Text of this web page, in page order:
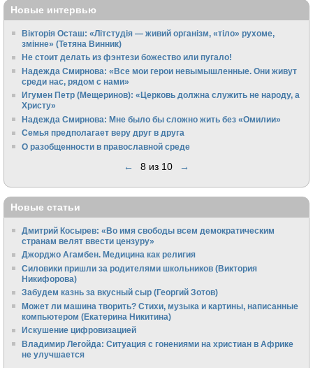
Новые интервью
Вікторія Осташ: «Літстудія — живий організм, «тіло» рухоме,
змінне» (Тетяна Винник)
Не стоит делать из фэнтези божество или пугало!
Надежда Смирнова: «Все мои герои невымышленные. Они живут
среди нас, рядом с нами»
Игумен Петр (Мещеринов): «Церковь должна служить не народу, а
Христу»
Надежда Смирнова: Мне было бы сложно жить без «Омилии»
Семья предполагает веру друг в друга
О разобщенности в православной среде
← 8 из 10 →
Новые статьи
Дмитрий Косырев: «Во имя свободы всем демократическим
странам велят ввести цензуру»
Джорджо Агамбен. Медицина как религия
Силовики пришли за родителями школьников (Виктория
Никифорова)
Забудем казнь за вкусный сыр (Георгий Зотов)
Может ли машина творить? Стихи, музыка и картины, написанные
компьютером (Екатерина Никитина)
Искушение цифровизацией
Владимир Легойда: Ситуация с гонениями на христиан в Африке
не улучшается